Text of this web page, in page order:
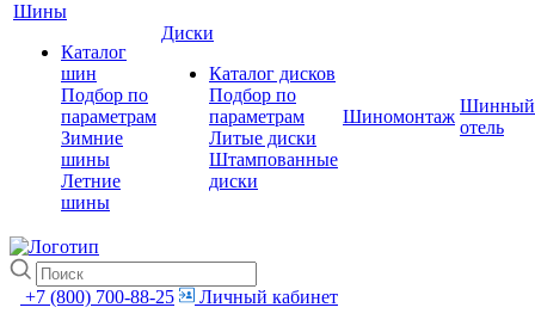
Шины
Каталог
шин
Подбор по
параметрам
Зимние
шины
Летние
шины
Диски
Каталог дисков
Подбор по
параметрам
Литые диски
Штампованные
диски
Шиномонтаж
Шинный
отель
+7 (800) 700-88-25
Личный кабинет